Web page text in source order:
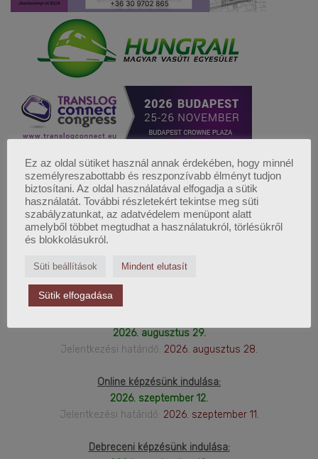
FELSŐFOKÚ LOGISZTIKAI
MENEDZSER KÉPZÉS
2026. Őszi képzéseink:
2026. augusztus 29.
Jelentkezési határidő: 2026. augusztus 28.
Online képzésünk indulása:
2026. szeptember 12.
Jelentkezési határidő: 2026. szeptember 11.
Debreceni képzésünk indulása:
Ez az oldal sütiket használ annak érdekében, hogy minnél
személyreszabottabb és reszponzívabb élményt tudjon
biztosítani. Az oldal használatával elfogadja a sütik
használatát. További részletekért tekintse meg süti
szabályzatunkat, az adatvédelem menüpont alatt
amelyből többet megtudhat a használatukról, törlésükről
és blokkolásukról.
Süti beállítások Mindent elutasít
Sütik elfogadása